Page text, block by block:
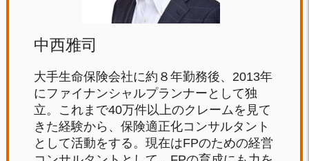
中西雅司
大手生命保険会社に約８年勤務後、2013年
にファイナンシャルプランナーとして独
立。これまで40万件以上のクレームを見て
きた経験から、保険適正化コンサルタント
として活動をする。現在はFPのための経営